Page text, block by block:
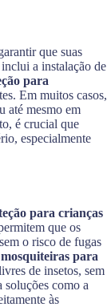
que suas
a instalação de
para
Em muitos casos,
até mesmo em
é crucial que
especialmente
para crianças
que os
o risco de fugas
para
de insetos, sem
soluções como a
às